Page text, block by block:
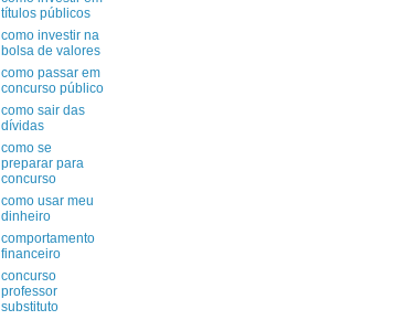
títulos públicos
como investir na
bolsa de valores
como passar em
concurso público
como sair das
dívidas
como se
preparar para
concurso
como usar meu
dinheiro
comportamento
financeiro
concurso
professor
substituto